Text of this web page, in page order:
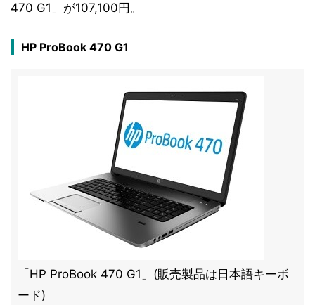
470 G1」が107,100円。
HP ProBook 470 G1
「HP ProBook 470 G1」(販売製品は日本語キーボ
ード)